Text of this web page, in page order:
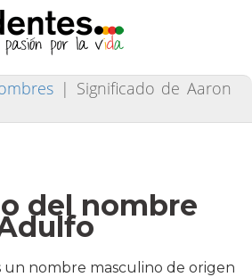
| Significado de Aaron
del nombre
un nombre masculino de origen